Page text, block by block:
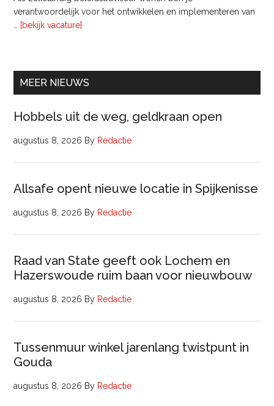
verantwoordelijk voor het ontwikkelen en implementeren van
[bekijk vacature]
uur)
MEER NIEUWS
Hobbels uit de weg, geldkraan open
augustus 8, 2026 By Redactie
Allsafe opent nieuwe locatie in Spijkenisse
augustus 8, 2026 By Redactie
Raad van State geeft ook Lochem en
Hazerswoude ruim baan voor nieuwbouw
augustus 8, 2026 By Redactie
Tussenmuur winkel jarenlang twistpunt in
Gouda
augustus 8, 2026 By Redactie